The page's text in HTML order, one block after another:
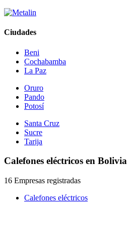
Ciudades
Beni
Cochabamba
La Paz
Oruro
Pando
Potosí
Santa Cruz
Sucre
Tarija
Calefones eléctricos en Bolivia
16 Empresas registradas
Calefones eléctricos